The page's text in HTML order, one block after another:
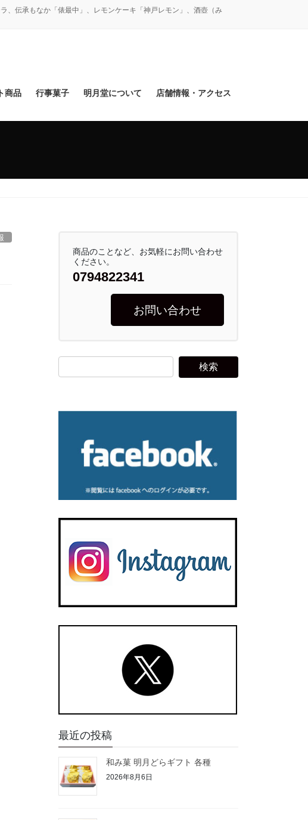
、伝承もなか「俵最中」、レモンケーキ「神戸レモン」、酒壺（み
商品 行事菓子 明月堂について 店舗情報・アクセス
商品のことなど、お気軽にお問い合わせ
ください。
0794822341
お問い合わせ
最近の投稿
和み菓 明月どらギフト 各種
2026年8月6日